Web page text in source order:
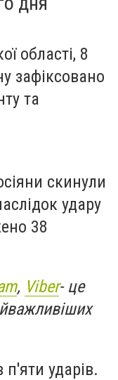
області, 8
зафіксовано
та
скинули
удару
38
, Viber- це
ударів.